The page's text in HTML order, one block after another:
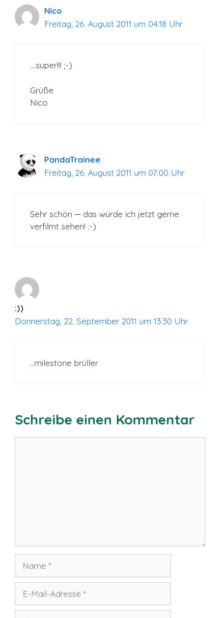
Nico
Freitag, 26. August 2011 um 04:18 Uhr
….super!!! ;-)
Grüße
Nico
PandaTrainee
Freitag, 26. August 2011 um 07:00 Uhr
Sehr schön ─ das würde ich jetzt gerne
verfilmt sehen! :-)
:))
Donnerstag, 22. September 2011 um 13:30 Uhr
…milestone brüller
Schreibe einen Kommentar
Mail-
Adresse